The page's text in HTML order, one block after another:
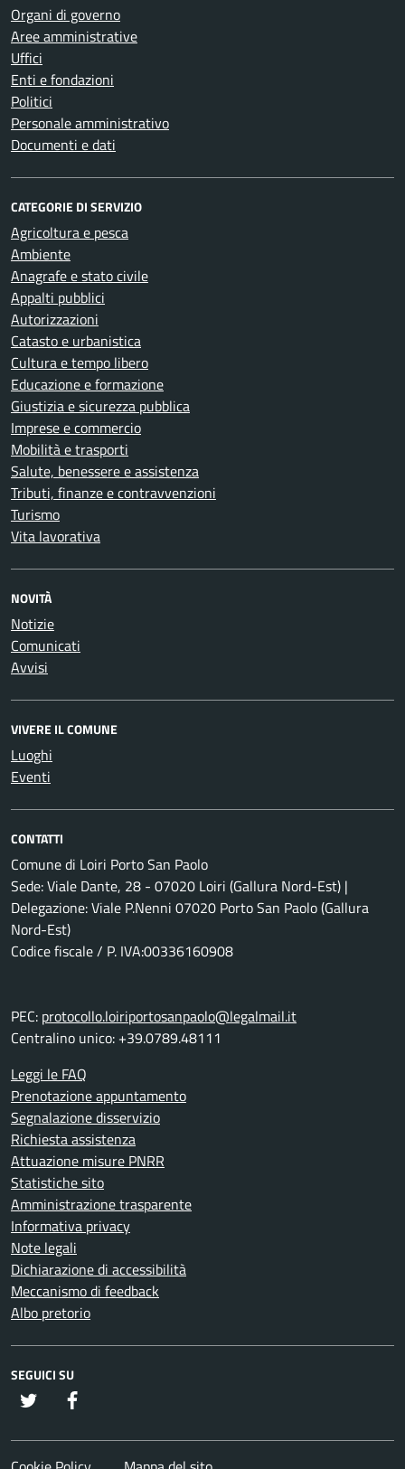
Organi di governo
Aree amministrative
Uffici
Enti e fondazioni
Politici
Personale amministrativo
Documenti e dati
CATEGORIE DI SERVIZIO
Agricoltura e pesca
Ambiente
Anagrafe e stato civile
Appalti pubblici
Autorizzazioni
Catasto e urbanistica
Cultura e tempo libero
Educazione e formazione
Giustizia e sicurezza pubblica
Imprese e commercio
Mobilità e trasporti
Salute, benessere e assistenza
Tributi, finanze e contravvenzioni
Turismo
Vita lavorativa
NOVITÀ
Notizie
Comunicati
Avvisi
VIVERE IL COMUNE
Luoghi
Eventi
CONTATTI
Comune di Loiri Porto San Paolo
Sede: Viale Dante, 28 - 07020 Loiri (Gallura Nord-Est) |
Delegazione: Viale P.Nenni 07020 Porto San Paolo (Gallura
Nord-Est)
Codice fiscale / P. IVA:00336160908
PEC: protocollo.loiriportosanpaolo@legalmail.it
Centralino unico: +39.0789.48111
Leggi le FAQ
Prenotazione appuntamento
Segnalazione disservizio
Richiesta assistenza
Attuazione misure PNRR
Statistiche sito
Amministrazione trasparente
Informativa privacy
Note legali
Dichiarazione di accessibilità
Meccanismo di feedback
Albo pretorio
SEGUICI SU
twitter